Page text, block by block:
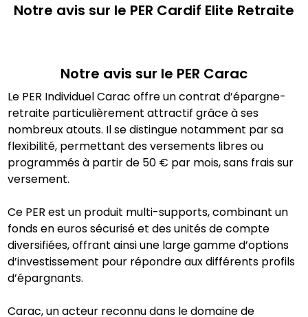
Notre avis sur le PER Cardif Elite Retraite
Notre avis sur le PER Carac
Le PER Individuel Carac offre un contrat d’épargne-
retraite particulièrement attractif grâce à ses
nombreux atouts. Il se distingue notamment par sa
flexibilité, permettant des versements libres ou
programmés à partir de 50 € par mois, sans frais sur
versement.
Ce PER est un produit multi-supports, combinant un
fonds en euros sécurisé et des unités de compte
diversifiées, offrant ainsi une large gamme d’options
d’investissement pour répondre aux différents profils
d’épargnants.
Carac, un acteur reconnu dans le domaine de